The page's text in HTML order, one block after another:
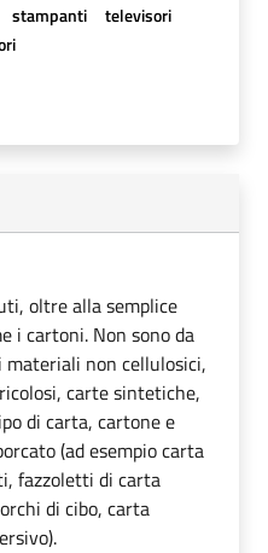
stampanti
televisori
oltre alla semplice
i cartoni. Non sono da
non cellulosici,
carte sintetiche,
di carta, cartone e
(ad esempio carta
fazzoletti di carta
di cibo, carta